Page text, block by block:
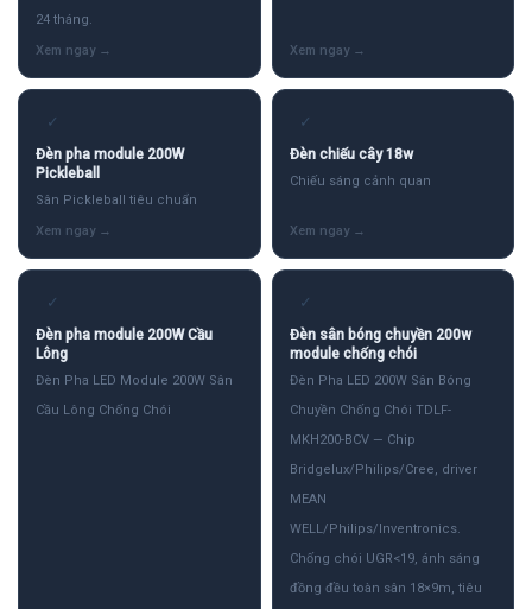
24 tháng.
✓
Đèn pha module 200W
Pickleball
Sân Pickleball tiêu chuẩn
✓
Đèn chiếu cây 18w
Chiếu sáng cảnh quan
✓
Đèn pha module 200W Cầu
Lông
Đèn Pha LED Module 200W Sân
Cầu Lông Chống Chói
✓
Đèn sân bóng chuyền 200w
module chống chói
Đèn Pha LED 200W Sân Bóng
Chuyền Chống Chói TDLF-
MKH200-BCV — Chip
Bridgelux/Philips/Cree, driver
MEAN
WELL/Philips/Inventronics.
Chống chói UGR<19, ánh sáng
đồng đều toàn sân 18×9m, tiêu